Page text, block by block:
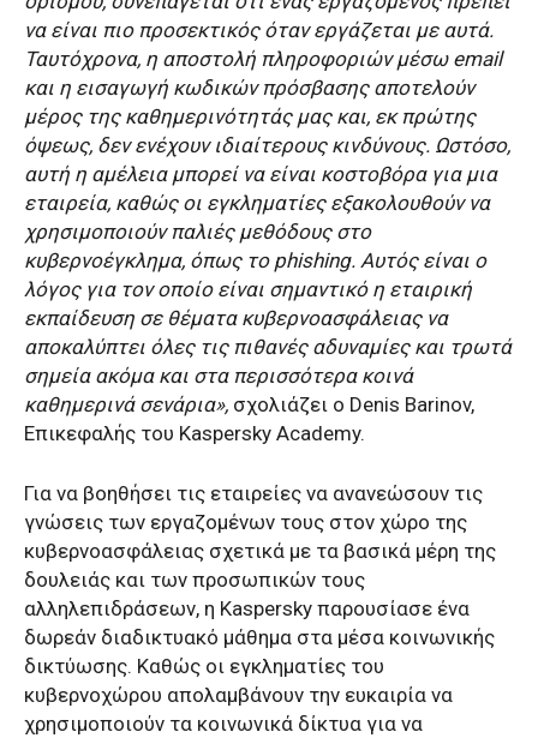
να είναι πιο προσεκτικός όταν εργάζεται με αυτά.
Ταυτόχρονα, η αποστολή πληροφοριών μέσω email
και η εισαγωγή κωδικών πρόσβασης αποτελούν
μέρος της καθημερινότητάς μας και, εκ πρώτης
όψεως, δεν ενέχουν ιδιαίτερους κινδύνους. Ωστόσο,
αυτή η αμέλεια μπορεί να είναι κοστοβόρα για μια
εταιρεία, καθώς οι εγκληματίες εξακολουθούν να
χρησιμοποιούν παλιές μεθόδους στο
κυβερνοέγκλημα, όπως το phishing. Αυτός είναι ο
λόγος για τον οποίο είναι σημαντικό η εταιρική
εκπαίδευση σε θέματα κυβερνοασφάλειας να
αποκαλύπτει όλες τις πιθανές αδυναμίες και τρωτά
σημεία ακόμα και στα περισσότερα κοινά
καθημερινά σενάρια», σχολιάζει ο Denis Barinov,
Επικεφαλής του Kaspersky Academy.
Για να βοηθήσει τις εταιρείες να ανανεώσουν τις
γνώσεις των εργαζομένων τους στον χώρο της
κυβερνοασφάλειας σχετικά με τα βασικά μέρη της
δουλειάς και των προσωπικών τους
αλληλεπιδράσεων, η Kaspersky παρουσίασε ένα
δωρεάν διαδικτυακό μάθημα στα μέσα κοινωνικής
δικτύωσης. Καθώς οι εγκληματίες του
κυβερνοχώρου απολαμβάνουν την ευκαιρία να
χρησιμοποιούν τα κοινωνικά δίκτυα για να